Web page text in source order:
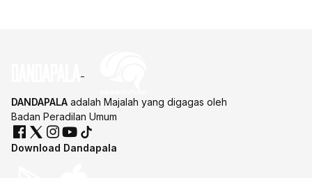
DANDAPALA adalah Majalah yang digagas oleh
Badan Peradilan Umum
Download Dandapala